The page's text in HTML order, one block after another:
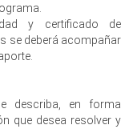
y certificado de
se deberá acompañar
describa, en forma
que desea resolver y